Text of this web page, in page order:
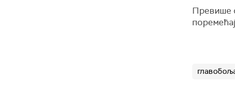
Превише